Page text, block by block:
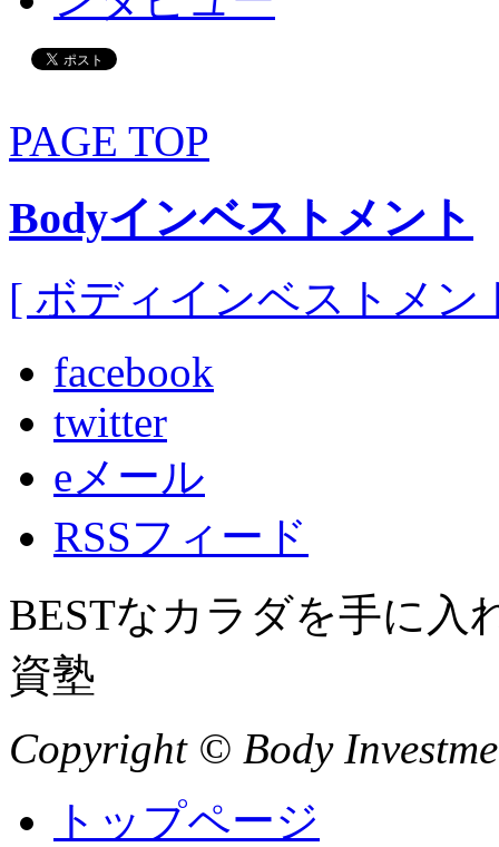
PAGE TOP
Bodyインベストメント
[ ボディインベストメン
facebook
twitter
eメール
RSSフィード
BESTなカラダを手に入
資塾
Copyright © Body
トップページ